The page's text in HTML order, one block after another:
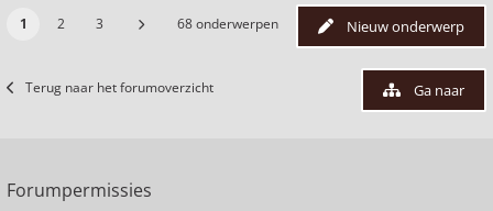
Nieuw onderwerp
1 2 3 68 onderwerpen
Terug naar het forumoverzicht Ga naar
Forumpermissies